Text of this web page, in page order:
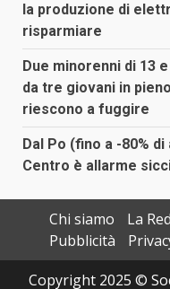
la produzione di
risparmiare
Due minorenni di 13
da tre giovani in
riescono a fuggire
Dal Po (fino a -80%
Centro è allarme
Chi siamo
La
Pubblicità
Copyright 2025 ©